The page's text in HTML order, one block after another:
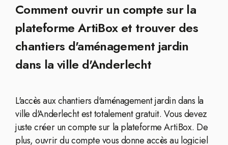
Comment ouvrir un compte sur la
plateforme ArtiBox et trouver des
chantiers d'aménagement jardin
dans la ville d'Anderlecht
L'accès aux chantiers d'aménagement jardin dans la
ville d'Anderlecht est totalement gratuit. Vous devez
juste créer un compte sur la plateforme ArtiBox. De
plus, ouvrir du compte vous donne accès au logiciel